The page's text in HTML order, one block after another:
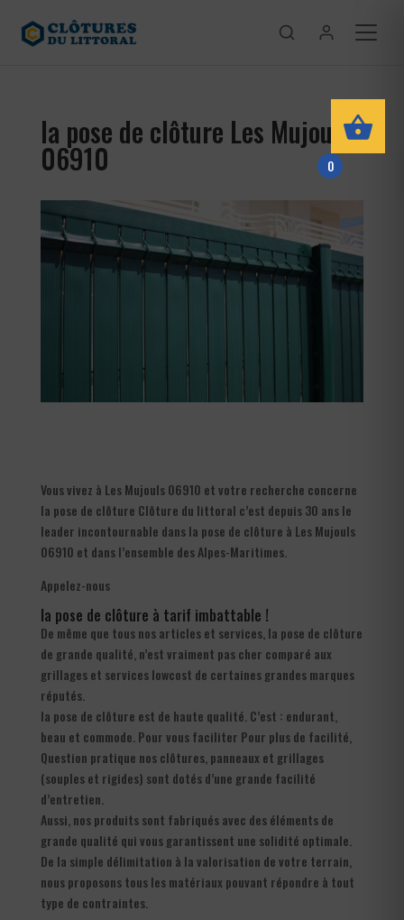
la pose de clôture Les Mujouls
06910
Vous vivez à Les Mujouls 06910 et votre recherche concerne
la pose de clôture Clôture du littoral c’est depuis 30 ans le
leader incontournable dans la pose de clôture à Les Mujouls
06910 et dans l’ensemble des Alpes-Maritimes.
Appelez-nous
la pose de clôture à tarif imbattable !
De même que tous nos articles et services, la pose de clôture
de grande qualité, n’est vraiment pas cher comparé aux
grillages et services lowcost de certaines grandes marques
réputés.
la pose de clôture est de haute qualité. C’est : endurant,
beau et commode. Pour vous faciliter Pour plus de facilité,
Question pratique nos clôtures, panneaux et grillages
(souples et rigides) sont dotés d’une grande facilité
d’entretien.
Aussi, nos produits sont fabriqués avec des éléments de
grande qualité qui vous garantissent une solidité optimale.
De la simple délimitation à la valorisation de votre terrain,
nous proposons tous les matériaux pouvant répondre à tout
type de contraintes.
0